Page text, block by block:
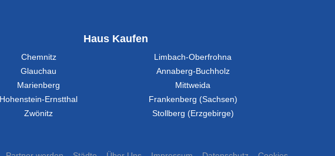
Haus Kaufen
Chemnitz
Limbach-Oberfrohna
Glauchau
Annaberg-Buchholz
Marienberg
Mittweida
Hohenstein-Ernstthal
Frankenberg (Sachsen)
Zwönitz
Stollberg (Erzgebirge)